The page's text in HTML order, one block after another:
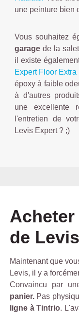
une peinture bien
Vous souhaitez
garage de la
il existe
Expert Floor Extra
époxy à faible
à d'autres
une excellente
l'entretien de
Levis Expert ? ;)
de
Maintenant que
Levis, il y a
Convaincu par
panier. Pas
ligne à Tintrio.